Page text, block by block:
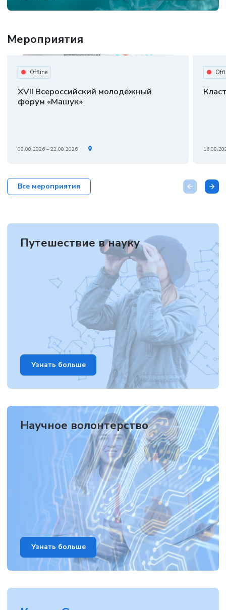
Мероприятия
Offline
XVII Всероссийский молодёжный
форум «Машук»
08.08.2026 – 22.08.2026
Все мероприятия
Путешествие в науку
Узнать больше
Научное волонтерство
Узнать больше